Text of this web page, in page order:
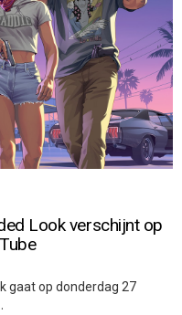
Look verschijnt op
gaat op donderdag 27